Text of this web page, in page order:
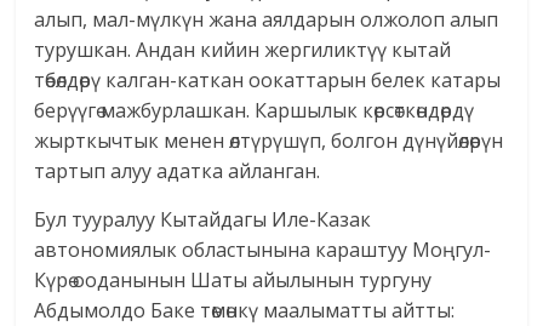
алып, мал-мүлкүн жана аялдарын олжолоп алып
турушкан. Андан кийин жергиликтүү кытай
төбөлдөрү калган-каткан оокаттарын белек катары
берүүгө мажбурлашкан. Каршылык көрсөткөндөрдү
жырткычтык менен өлтүрүшүп, болгон дүнүйөлөрүн
тартып алуу адатка айланган.
Бул тууралуу Кытайдагы Иле-Казак
автономиялык областынына караштуу Моңгул-
Күрө ооданынын Шаты айылынын тургуну
Абдымолдо Баке төмөнкү маалыматты айтты: